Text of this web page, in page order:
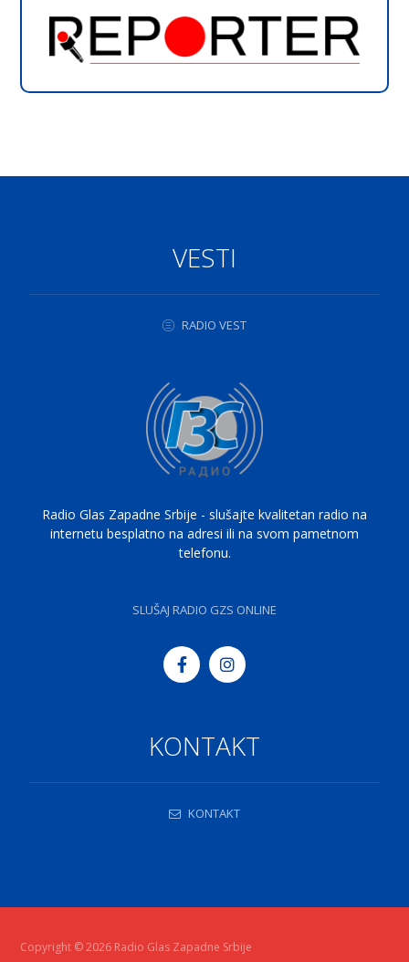
VESTI
RADIO VEST
Radio Glas Zapadne Srbije - slušajte kvalitetan radio na
internetu besplatno na adresi ili na svom pametnom
telefonu.
SLUŠAJ RADIO GZS ONLINE
KONTAKT
KONTAKT
Copyright © 2026 Radio Glas Zapadne Srbije